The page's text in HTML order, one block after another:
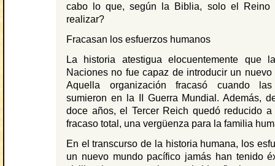
cabo lo que, según la Biblia, solo el Reino
realizar?
Fracasan los esfuerzos humanos
La historia atestigua elocuentemente que
Naciones no fue capaz de introducir un
Aquella organización fracasó cuando
sumieron en la II Guerra Mundial. Además,
doce años, el Tercer Reich quedó reducido
fracaso total, una vergüenza para la familia
En el transcurso de la historia humana, los
un nuevo mundo pacífico jamás han tenido